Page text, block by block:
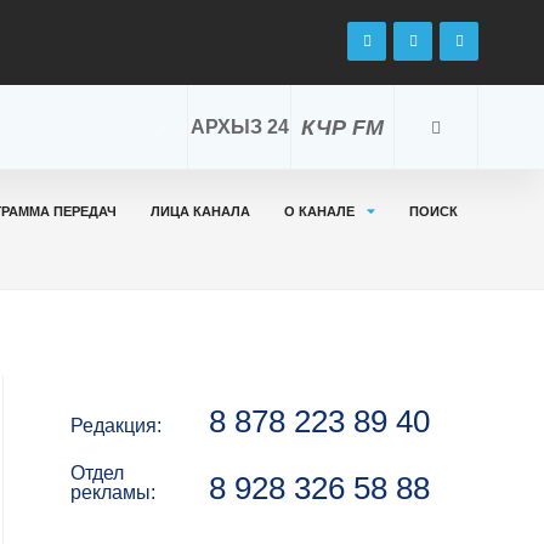
КЧР FM
АРХЫЗ 24
ПЕРЕДАЧ ЛИЦА КАНАЛА О КАНАЛЕ
ПОИСК
Редакция: 8 878 223 89 40
Отдел
рекламы:
8 928 326 58 88